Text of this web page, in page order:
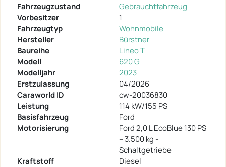
Fahrzeugzustand
Gebrauchtfahrzeug
Vorbesitzer
1
Fahrzeugtyp
Wohnmobile
Hersteller
Bürstner
Baureihe
Lineo T
Modell
620 G
Modelljahr
2023
Erstzulassung
04/2026
Caraworld ID
cw-20036830
Leistung
114 kW/155 PS
Basisfahrzeug
Ford
Motorisierung
Ford 2,0 L EcoBlue 130 PS
– 3.500 kg -
Schaltgetriebe
Kraftstoff
Diesel